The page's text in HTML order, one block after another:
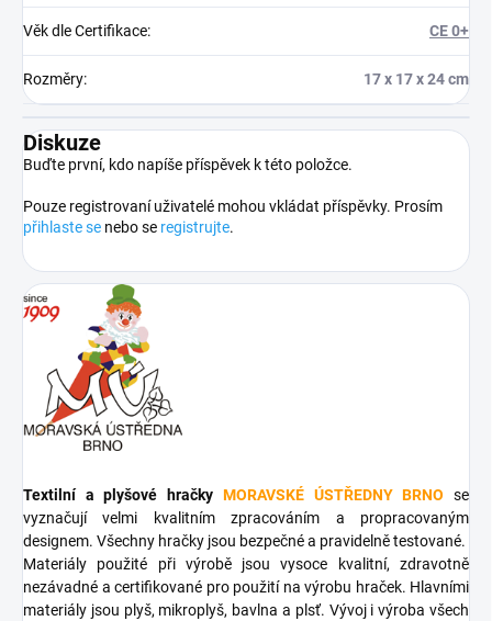
Věk dle Certifikace: CE 0+
Rozměry: 17 x 17 x 24 cm
Diskuze
Buďte první, kdo napíše příspěvek k této položce.
Pouze registrovaní uživatelé mohou vkládat příspěvky. Prosím
přihlaste se nebo se registrujte.
Textilní a plyšové hračky MORAVSKÉ ÚSTŘEDNY BRNO se
vyznačují velmi kvalitním zpracováním a propracovaným
designem. Všechny hračky jsou bezpečné a pravidelně testované.
Materiály použité při výrobě jsou vysoce kvalitní, zdravotně
nezávadné a certifikované pro použití na výrobu hraček. Hlavními
materiály jsou plyš, mikroplyš, bavlna a plsť. Vývoj i výroba všech